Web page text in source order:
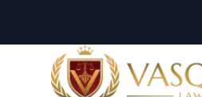
Vasquez Law Firm -